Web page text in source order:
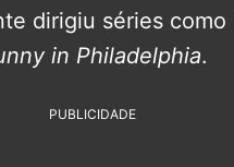
dirigiu séries como
in Philadelphia.
PUBLICIDADE